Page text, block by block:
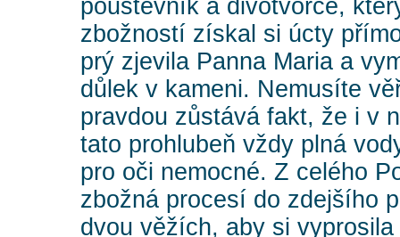
poustevník a divotvorce,
zbožností získal si úcty
prý zjevila Panna Maria a
důlek v kameni. Nemusíte
pravdou zůstává fakt, že i v
tato prohlubeň vždy plná
pro oči nemocné. Z celého
zbožná procesí do zdejšího
dvou věžích, aby si